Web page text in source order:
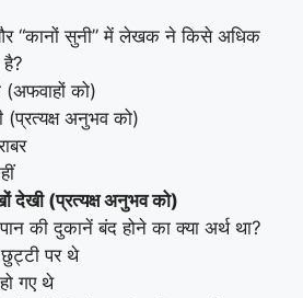
“कानों सुनी” में लेखक ने किसे अधिक
को)
अनुभव को)
देखी (प्रत्यक्ष अनुभव को)
की दुकानें बंद होने का क्या अर्थ था?
पर थे
गए थे